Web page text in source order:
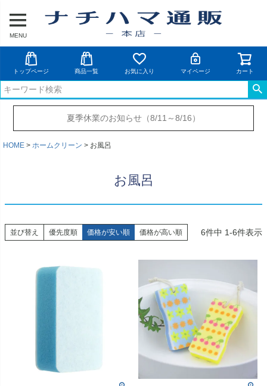
MENU
トップページ 商品一覧 お気に入り マイページ カート
夏季休業のお知らせ（8/11～8/16）
HOME ホームクリーン お風呂
お風呂
並び替え 優先度順 価格が安い順 価格が高い順 6件中 1-6件表示